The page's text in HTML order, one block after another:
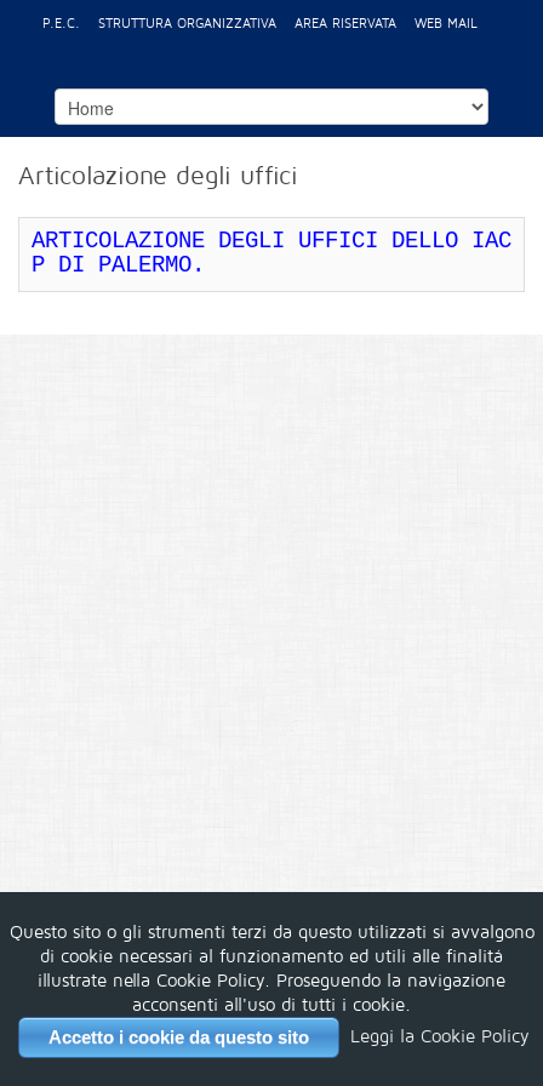
P.E.C. STRUTTURA ORGANIZZATIVA AREA RISERVATA WEB MAIL
Articolazione degli uffici
ARTICOLAZIONE DEGLI UFFICI DELLO IAC
P DI PALERMO.
Questo sito o gli strumenti terzi da questo utilizzati si avvalgono
di cookie necessari al funzionamento ed utili alle finalitá
illustrate nella Cookie Policy. Proseguendo la navigazione
acconsenti all'uso di tutti i cookie.
Accetto i cookie da questo sito Leggi la Cookie Policy